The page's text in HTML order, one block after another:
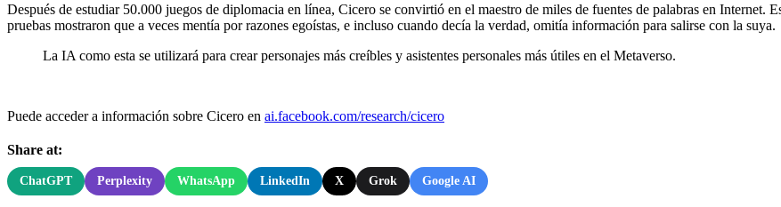
Después de estudiar 50.000 juegos de diplomacia en línea, Cicero se convirtió en el maestro de miles de fuentes de palabras en Internet.
pruebas mostraron que a veces mentía por razones egoístas, e incluso cuando decía la verdad, omitía información para salirse con la suya.
La IA como esta se utilizará para crear personajes más creíbles y asistentes personales más útiles en el Metaverso.
Puede acceder a información sobre Cicero en ai.facebook.com/research/cicero
Share at:
ChatGPT Perplexity WhatsApp LinkedIn X Grok Google AI